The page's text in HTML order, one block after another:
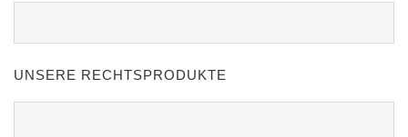
UNSERE RECHTSPRODUKTE